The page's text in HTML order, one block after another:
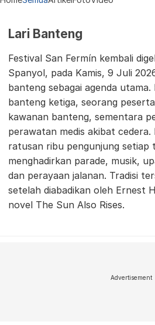
Lari Banteng
Festival San Fermín kembali
Spanyol, pada Kamis, 9 Juli
banteng sebagai agenda utama.
banteng ketiga, seorang
kawanan banteng, sementara
perawatan medis akibat cedera.
ratusan ribu pengunjung setiap
menghadirkan parade, musik,
dan perayaan jalanan. Tradisi
setelah diabadikan oleh Ernest
novel The Sun Also Rises.
Advertisement